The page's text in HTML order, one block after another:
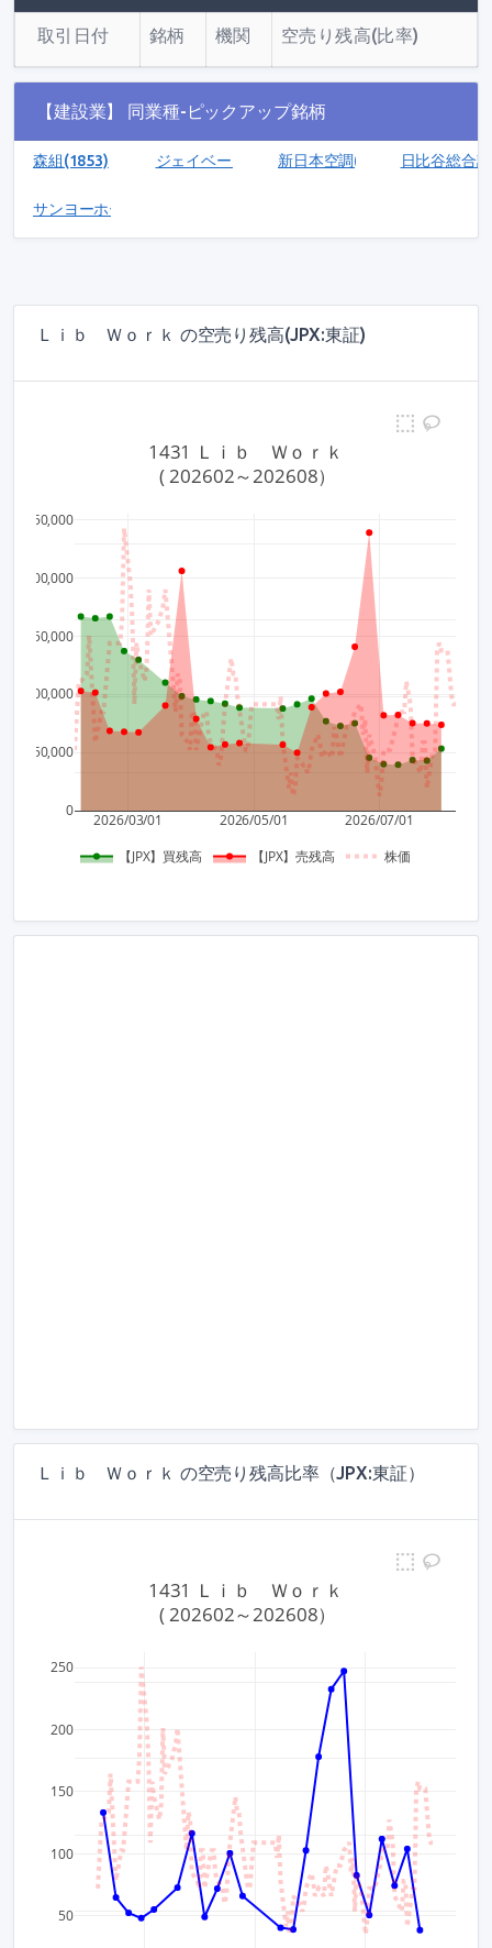
取引日付 銘柄 機関 空売り残高(比率)
【建設業】 同業種-ピックアップ銘柄
森組(1853) ジェイベース(5073)新日本空調(1952) 日比谷総合
サンヨーホームズ(1420)
Ｌｉｂ Ｗｏｒｋ の空売り残高(JPX:東証)
2026/03/01 2026/05/01 2026/07/01
0
50,000
100,000
150,000
200,000
250,000
【JPX】買残高 【JPX】売残高 株価
1431 Ｌｉｂ　Ｗｏｒｋ
( 202602～202608）
Ｌｉｂ Ｗｏｒｋ の空売り残高比率（JPX:東証）
50
100
150
200
250
1431 Ｌｉｂ　Ｗｏｒｋ
( 202602～202608）